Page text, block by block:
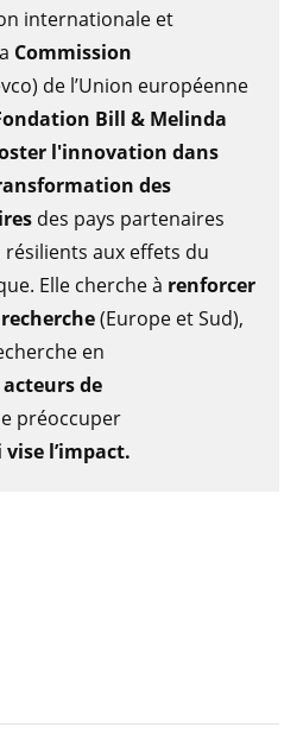
internationale et
Commission
de l’Union européenne
Bill & Melinda
l'innovation dans
des
des pays partenaires
aux effets du
Elle cherche à renforcer
(Europe et Sud),
en
acteurs de
préoccuper
l’impact.